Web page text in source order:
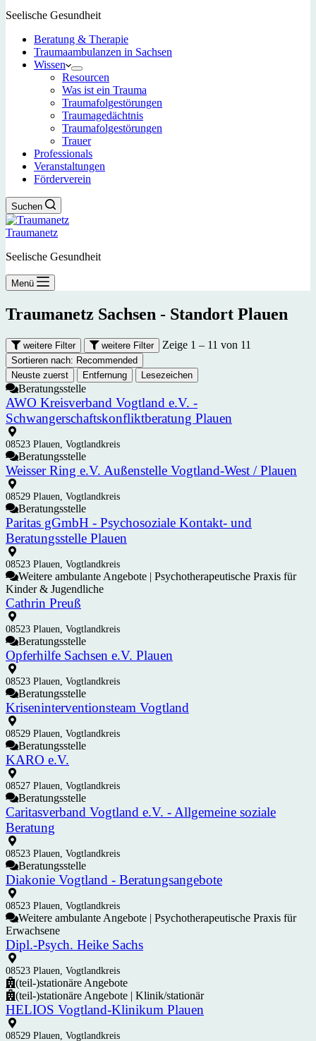
Seelische Gesundheit
Beratung & Therapie
Traumaambulanzen in Sachsen
Wissen
Resourcen
Was ist ein Trauma
Traumafolgestörungen
Traumagedächtnis
Traumafolgestörungen
Trauer
Professionals
Veranstaltungen
Förderverein
Suchen
Traumanetz
Seelische Gesundheit
Menü
Traumanetz Sachsen - Standort Plauen
weitere Filter weitere Filter Zeige 1 – 11 von 11
Sortieren nach: Recommended
Neuste zuerst
Entfernung Lesezeichen
Beratungsstelle
AWO Kreisverband Vogtland e.V. -
Schwangerschaftskonfliktberatung Plauen
08523 Plauen, Vogtlandkreis
Beratungsstelle
Weisser Ring e.V. Außenstelle Vogtland-West / Plauen
08529 Plauen, Vogtlandkreis
Beratungsstelle
Paritas gGmbH - Psychosoziale Kontakt- und
Beratungsstelle Plauen
08523 Plauen, Vogtlandkreis
Weitere ambulante Angebote | Psychotherapeutische Praxis für
Kinder & Jugendliche
Cathrin Preuß
08523 Plauen, Vogtlandkreis
Beratungsstelle
Opferhilfe Sachsen e.V. Plauen
08523 Plauen, Vogtlandkreis
Beratungsstelle
Kriseninterventionsteam Vogtland
08529 Plauen, Vogtlandkreis
Beratungsstelle
KARO e.V.
08527 Plauen, Vogtlandkreis
Beratungsstelle
Caritasverband Vogtland e.V. - Allgemeine soziale
Beratung
08523 Plauen, Vogtlandkreis
Beratungsstelle
Diakonie Vogtland - Beratungsangebote
08523 Plauen, Vogtlandkreis
Weitere ambulante Angebote | Psychotherapeutische Praxis für
Erwachsene
Dipl.-Psych. Heike Sachs
08523 Plauen, Vogtlandkreis
(teil-)stationäre Angebote
(teil-)stationäre Angebote | Klinik/stationär
HELIOS Vogtland-Klinikum Plauen
08529 Plauen, Vogtlandkreis